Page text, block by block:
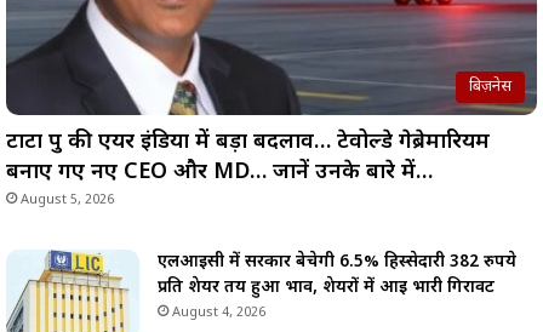
बिज़नेस
टाटा ग्रुप की एयर इंडिया में बड़ा बदलाव… टेवोल्डे गेब्रेमारियम
बनाए गए नए CEO और MD… जानें उनके बारे में…
August 5, 2026
एलआईसी में सरकार बेचेगी 6.5% हिस्सेदारी 382 रुपये
प्रति शेयर तय हुआ भाव, शेयरों में आई भारी गिरावट
August 4, 2026